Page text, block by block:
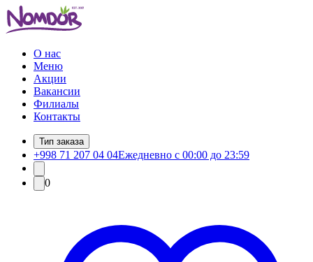
О нас
Меню
Акции
Вакансии
Филиалы
Контакты
Тип заказа
+998 71 207 04 04Ежедневно с 00:00 до 23:59
0